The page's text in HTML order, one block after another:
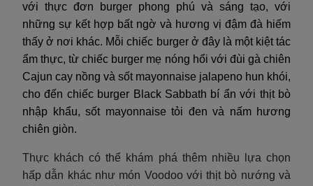
với thực đơn burger phong phú và sáng tạo, với
những sự kết hợp bất ngờ và hương vị đậm đà hiếm
thấy ở nơi khác. Mỗi chiếc burger ở đây là một kiệt tác
ẩm thực, từ chiếc burger mẹ nóng hổi với đùi gà chiên
Cajun cay nồng và sốt mayonnaise jalapeno hun khói,
cho đến chiếc burger Black Sabbath bí ẩn với thịt bò
nhập khẩu, sốt mayonnaise tỏi đen và nấm hương
chiên giòn.
Thực khách có thể khám phá thêm nhiều lựa chọn
hấp dẫn khác như món Voodoo với thịt bò nướng và